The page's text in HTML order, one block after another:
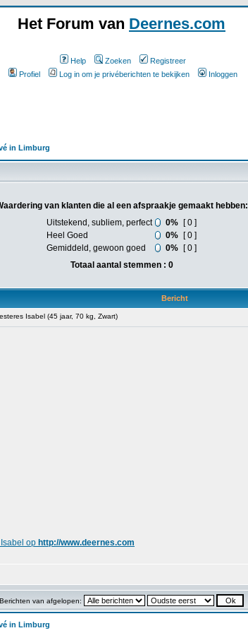
Het Forum van Deernes.com
Help Zoeken
Registreer
Profiel
Log in om je privéberichten te bekijken Inloggen
in Limburg
van klanten die al een afspraakje gemaakt hebben:
Uitstekend, subliem, perfect
0%
[ 0 ]
Heel Goed
0%
[ 0 ]
Gemiddeld, gewoon goed
0%
[ 0 ]
Totaal aantal stemmen : 0
Bericht
Isabel (45 jaar, 70 kg, Zwart)
op http://www.deernes.com
Berichten van afgelopen:
in Limburg